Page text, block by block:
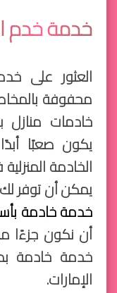
خدمة خدم
العثور على
محفوفة
خادمات
يكون صعبًا
الخادمة
يمكن أن توفر
خدمة خادمة
أن نكون جزءًا
خدمة خادمة
الإمارات.